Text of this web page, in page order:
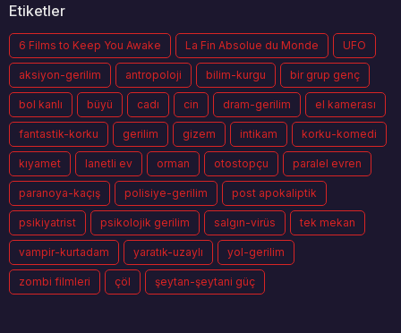
Etiketler
6 Films to Keep You Awake La Fin Absolue du Monde UFO
aksiyon-gerilim antropoloji bilim-kurgu bir grup genç
bol kanlı büyü cadı cin dram-gerilim el kamerası
fantastik-korku gerilim gizem intikam korku-komedi
kıyamet lanetli ev orman otostopçu paralel evren
paranoya-kaçış polisiye-gerilim post apokaliptik
psikiyatrist psikolojik gerilim salgın-virüs tek mekan
vampir-kurtadam yaratık-uzaylı yol-gerilim
zombi filmleri çöl şeytan-şeytani güç